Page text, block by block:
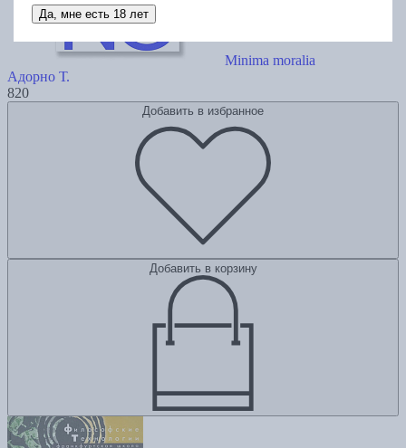
Minima moralia
Адорно Т.
820
Добавить в избранное
Добавить в корзину
Да, мне есть 18 лет